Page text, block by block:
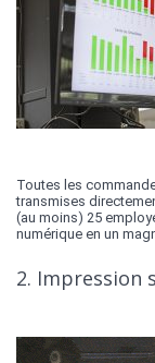
Toutes les
transmises
(au moins) 25
numérique en un
2. Impression